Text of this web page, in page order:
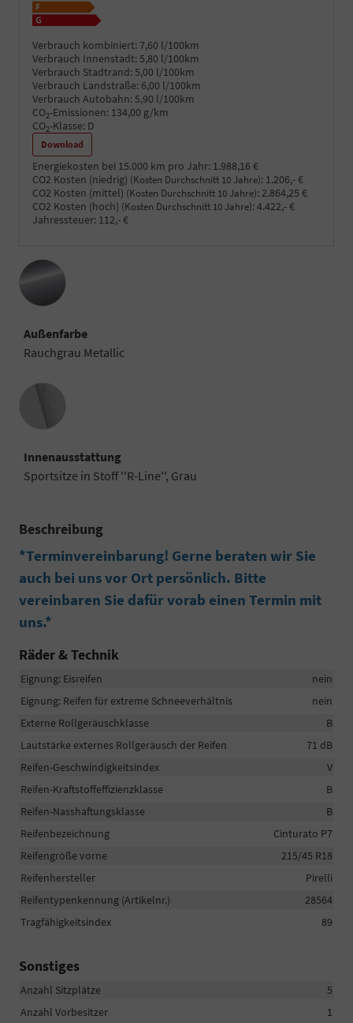
Verbrauch kombiniert: 7,60 l/100km
Verbrauch Innenstadt: 5,80 l/100km
Verbrauch Stadtrand: 5,00 l/100km
Verbrauch Landstraße: 6,00 l/100km
Verbrauch Autobahn: 5,90 l/100km
CO2-Emissionen: 134,00 g/km
CO2-Klasse: D
Download
Energiekosten bei 15.000 km pro Jahr: 1.988,16 €
CO2 Kosten (niedrig) (Kosten Durchschnitt 10 Jahre): 1.206,- €
CO2 Kosten (mittel) (Kosten Durchschnitt 10 Jahre): 2.864,25 €
CO2 Kosten (hoch) (Kosten Durchschnitt 10 Jahre): 4.422,- €
Jahressteuer: 112,- €
Außenfarbe
Rauchgrau Metallic
Innenausstattung
Innenausstattung
Sportsitze in Stoff ''R-Line'', Grau
Beschreibung
*Terminvereinbarung! Gerne beraten wir Sie
auch bei uns vor Ort persönlich. Bitte
vereinbaren Sie dafür vorab einen Termin mit
uns.*
Räder & Technik
Eignung: Eisreifen
nein
Eignung: Reifen für extreme Schneeverhältnis
nein
Externe Rollgeräuschklasse
B
Lautstärke externes Rollgeräusch der Reifen
71 dB
Reifen-Geschwindigkeitsindex
V
Reifen-Kraftstoffeffizienzklasse
B
Reifen-Nasshaftungsklasse
B
Reifenbezeichnung
Cinturato P7
Reifengröße vorne
215/45 R18
Reifenhersteller
Pirelli
Reifentypenkennung (Artikelnr.)
28564
Tragfähigkeitsindex
89
Sonstiges
Anzahl Sitzplätze
5
Anzahl Vorbesitzer
1